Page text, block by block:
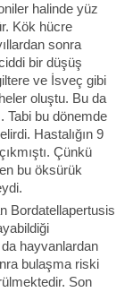
halinde yüz
Kök hücre
sonra
bir düşüş
ve İsveç gibi
oluştu. Bu da
Tabi bu dönemde
Hastalığın 9
Çünkü
bu öksürük
Bordatellapertusis
hayvanlardan
bulaşma riski
Son